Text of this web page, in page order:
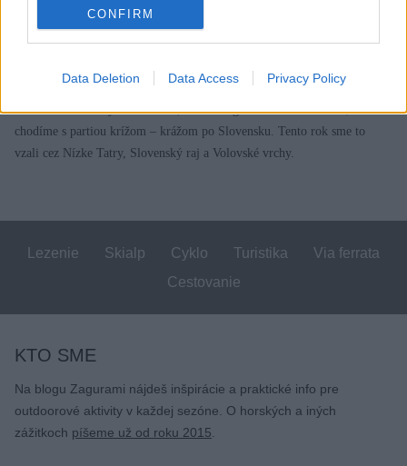
CONFIRM
Data Deletion Data Access Privacy Policy
Novembrové putovanie zo Štrby do Rožňavy
Martin Sekér 28. novembra 2015
Od roku 1997 vždy v novembri, okolo magického sedemnásteho,
chodíme s partiou krížom – krážom po Slovensku. Tento rok sme to
vzali cez Nízke Tatry, Slovenský raj a Volovské vrchy.
Lezenie Skialp Cyklo Turistika
Via ferrata
Cestovanie
KTO SME
Na blogu Zagurami nájdeš inšpirácie a praktické info pre
outdoorové aktivity v každej sezóne. O horských a iných
zážitkoch píšeme už od roku 2015